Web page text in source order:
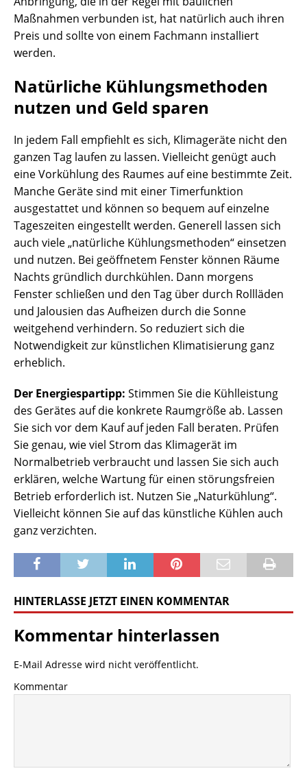
Maßnahmen verbunden ist, hat natürlich auch ihren
Preis und sollte von einem Fachmann installiert
werden.
Natürliche Kühlungsmethoden
nutzen und Geld sparen
In jedem Fall empfiehlt es sich, Klimageräte nicht den
ganzen Tag laufen zu lassen. Vielleicht genügt auch
eine Vorkühlung des Raumes auf eine bestimmte Zeit.
Manche Geräte sind mit einer Timerfunktion
ausgestattet und können so bequem auf einzelne
Tageszeiten eingestellt werden. Generell lassen sich
auch viele „natürliche Kühlungsmethoden“ einsetzen
und nutzen. Bei geöffnetem Fenster können Räume
Nachts gründlich durchkühlen. Dann morgens
Fenster schließen und den Tag über durch Rollläden
und Jalousien das Aufheizen durch die Sonne
weitgehend verhindern. So reduziert sich die
Notwendigkeit zur künstlichen Klimatisierung ganz
erheblich.
Der Energiespartipp: Stimmen Sie die Kühlleistung
des Gerätes auf die konkrete Raumgröße ab. Lassen
Sie sich vor dem Kauf auf jeden Fall beraten. Prüfen
Sie genau, wie viel Strom das Klimagerät im
Normalbetrieb verbraucht und lassen Sie sich auch
erklären, welche Wartung für einen störungsfreien
Betrieb erforderlich ist. Nutzen Sie „Naturkühlung“.
Vielleicht können Sie auf das künstliche Kühlen auch
ganz verzichten.
HINTERLASSE JETZT EINEN KOMMENTAR
Kommentar hinterlassen
E-Mail Adresse wird nicht veröffentlicht.
Kommentar